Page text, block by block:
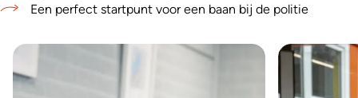
Een perfect startpunt voor een baan bij de politie